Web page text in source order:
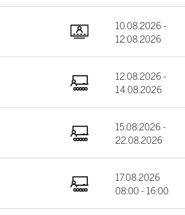
10.08.2026 -
12.08.2026
12.08.2026 -
14.08.2026
15.08.2026 -
22.08.2026
17.08.2026
08:00 - 16:00